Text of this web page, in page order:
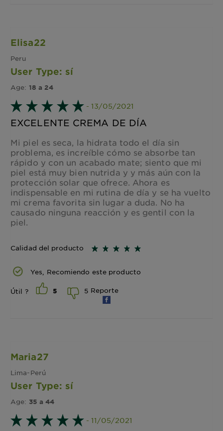
Elisa22
Peru
User Type: sí
Age: 18 a 24
- 13/05/2021
EXCELENTE CREMA DE DÍA
Mi piel es seca, la hidrata todo el día sin
problema, es increíble cómo se absorbe tan
rápido y con un acabado mate; siento que mi
piel está muy bien nutrida y y más aún con la
protección solar que ofrece. Ahora es
indispensable en mi rutina de día y se ha vuelto
mi crema favorita sin lugar a duda. No ha
causado ninguna reacción y es gentil con la
piel.
Calidad del producto
Yes, Recomiendo este producto
Útil ? 5 5 Reporte
Maria27
Lima-Perú
User Type: sí
Age: 35 a 44
- 11/05/2021